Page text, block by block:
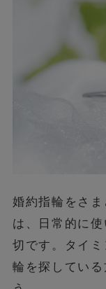
婚約指輪をさ
は、日常的に
切です。タイ
輪を探してい